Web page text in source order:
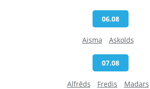
06.08
Aisma Askolds
07.08
Alfrēds Fredis Madars